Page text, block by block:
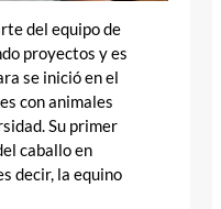
del equipo de
proyectos y es
se inició en el
con animales
Su primer
caballo en
decir, la equino